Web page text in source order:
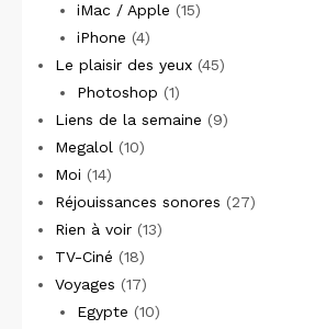
iMac / Apple (15)
iPhone (4)
Le plaisir des yeux (45)
Photoshop (1)
Liens de la semaine (9)
Megalol (10)
Moi (14)
Réjouissances sonores (27)
Rien à voir (13)
TV-Ciné (18)
Voyages (17)
Egypte (10)